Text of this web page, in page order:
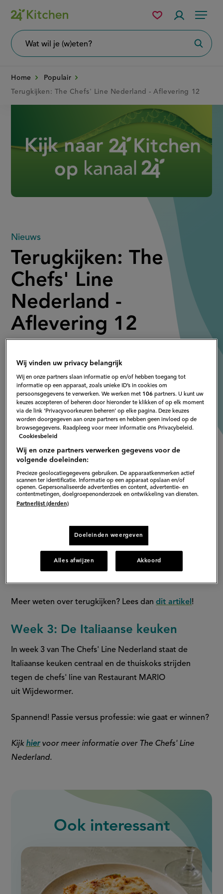
Overslaan
en
naar
Menu
wil
Mijn
bewaarde
Home
Populair
Terugkijken: The Chefs' Line Nederland - Aflevering 12
Terugkijken:
The
Chefs'
Line
Nederland
Aflevering
12
Nieuws
Terugkijken: The
Chefs' Line
Nederland -
Aflevering 12
Nederland bij 24Kitchen óf vanaf 23:00 bij
24Kitchen.nl.
Meer weten over terugkijken? Lees dandit artikel !
Week 3: De Italiaanse keuken
In week 3 van The Chefs' Line Nederland staat de
Italiaanse keuken centraal en de thuiskoks strijden
tegen de chefs' line van Restaurant MARIO
uit Wijdewormer.
Spannend! Passie versus professie: wie gaat er winnen?
Kijk hiervoor meer informatie over The Chefs' Line
Nederland.
Ook interessant
Wij vinden uw privacy belangrijk
Wij en onze partners slaan informatie op en/of hebben toegang tot
informatie op een apparaat, zoals unieke ID’s in cookies om
persoonsgegevens te verwerken. We werken met 106 partners. U kunt uw
keuzes accepteren of beheren door hieronder te klikken of op elk moment
via de link ‘Privacyvoorkeuren beheren’ op elke pagina. Deze keuzes
worden doorgegeven aan onze partners en hebben geen invloed op de
browsegegevens. Raadpleeg voor meer informatie ons Privacybeleid.
Cookiesbeleid
Wij en onze partners verwerken gegevens voor de
volgende doeleinden:
Precieze geolocatiegegevens gebruiken. De apparaatkenmerken actief
scannen ter identificatie. Informatie op een apparaat opslaan en/of
openen. Gepersonaliseerde advertenties en content, advertentie- en
contentmetingen, doelgroepenonderzoek en ontwikkeling van diensten.
Partnerlijst (derden)
Doeleinden weergeven
Alles afwijzen Akkoord